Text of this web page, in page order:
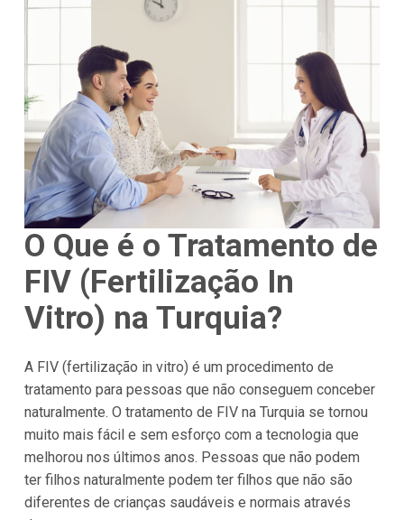
O Que é o Tratamento de
FIV (Fertilização In
Vitro) na Turquia?
A FIV (fertilização in vitro) é um procedimento de
tratamento para pessoas que não conseguem conceber
naturalmente. O tratamento de FIV na Turquia se tornou
muito mais fácil e sem esforço com a tecnologia que
melhorou nos últimos anos. Pessoas que não podem
ter filhos naturalmente podem ter filhos que não são
diferentes de crianças saudáveis e normais através